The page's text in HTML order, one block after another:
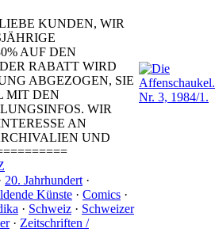
KUNDEN, WIR
AUF DEN
RABATT WIRD
ABGEZOGEN, SIE
MIT DEN
WIR
AN
UND
20. Jahrhundert ·
Künste · Comics ·
· Schweiz · Schweizer
· Zeitschriften /